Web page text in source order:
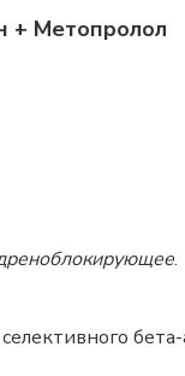
+ Метопролол
.